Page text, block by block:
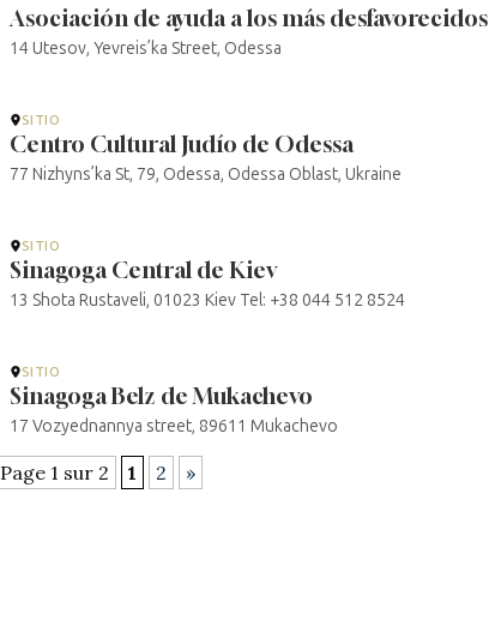
Asociación de ayuda a los más desfavorecidos
14 Utesov, Yevreis’ka Street, Odessa
SITIO
Centro Cultural Judío de Odessa
77 Nizhyns’ka St, 79, Odessa, Odessa Oblast, Ukraine
SITIO
Sinagoga Central de Kiev
13 Shota Rustaveli, 01023 Kiev Tel: +38 044 512 8524
SITIO
Sinagoga Belz de Mukachevo
17 Vozyednannya street, 89611 Mukachevo
Page 1 sur 2 1 2 »